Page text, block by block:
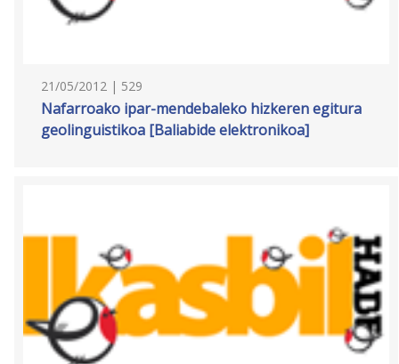
21/05/2012 | 529
Nafarroako ipar-mendebaleko hizkeren egitura
geolinguistikoa [Baliabide elektronikoa]